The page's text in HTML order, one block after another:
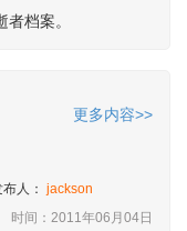
档案。
更多内容>>
人： jackson
时间：2011年06月04日